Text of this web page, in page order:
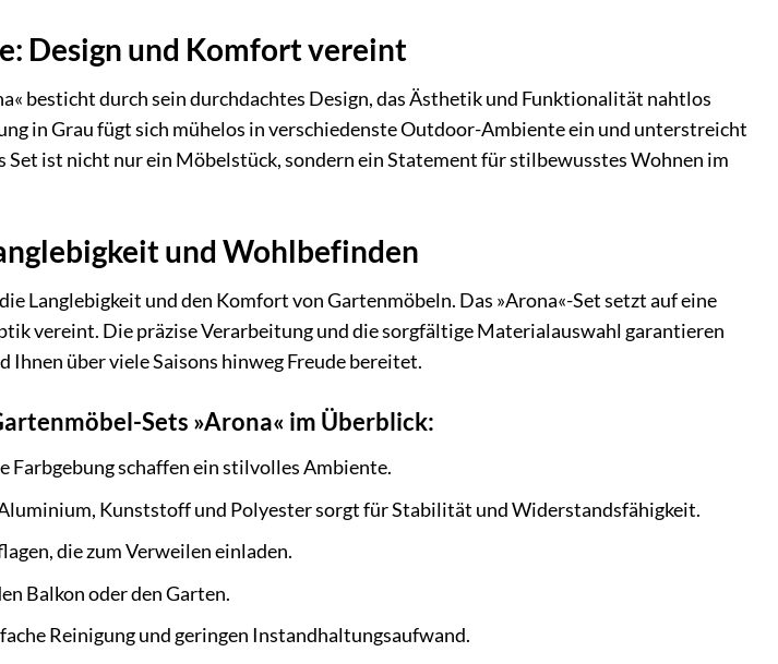
Design und Komfort vereint
besticht durch sein durchdachtes Design, das Ästhetik und Funktionalität nahtlos
in Grau fügt sich mühelos in verschiedenste Outdoor-Ambiente ein und unterstreicht
Set ist nicht nur ein Möbelstück, sondern ein Statement für stilbewusstes Wohnen im
und Wohlbefinden
Langlebigkeit und den Komfort von Gartenmöbeln. Das »Arona«-Set setzt auf eine
vereint. Die präzise Verarbeitung und die sorgfältige Materialauswahl garantieren
über viele Saisons hinweg Freude bereitet.
Sets »Arona« im Überblick:
Farbgebung schaffen ein stilvolles Ambiente.
Kunststoff und Polyester sorgt für Stabilität und Widerstandsfähigkeit.
die zum Verweilen einladen.
Balkon oder den Garten.
Reinigung und geringen Instandhaltungsaufwand.